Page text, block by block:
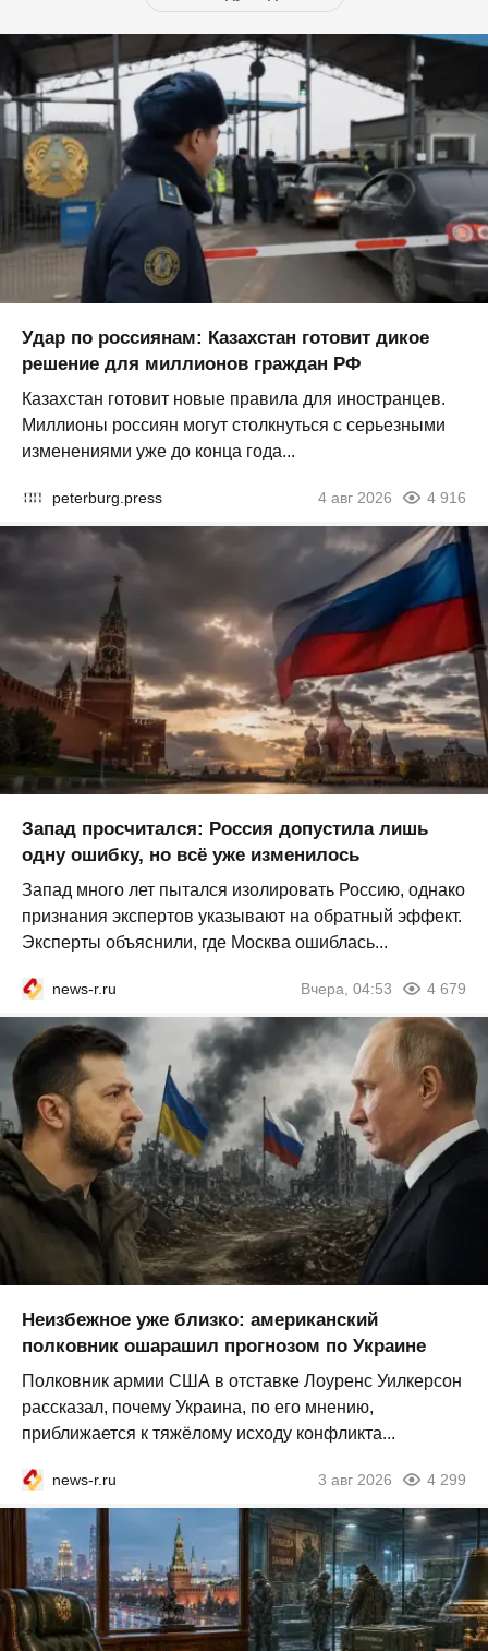
Удар по россиянам: Казахстан готовит дикое
решение для миллионов граждан РФ
Казахстан готовит новые правила для иностранцев.
Миллионы россиян могут столкнуться с серьезными
изменениями уже до конца года...
peterburg.press 4 авг 2026 4 916
Запад просчитался: Россия допустила лишь
одну ошибку, но всё уже изменилось
Запад много лет пытался изолировать Россию, однако
признания экспертов указывают на обратный эффект.
Эксперты объяснили, где Москва ошиблась...
news-r.ru Вчера, 04:53 4 679
Неизбежное уже близко: американский
полковник ошарашил прогнозом по Украине
Полковник армии США в отставке Лоуренс Уилкерсон
рассказал, почему Украина, по его мнению,
приближается к тяжёлому исходу конфликта...
news-r.ru 3 авг 2026 4 299